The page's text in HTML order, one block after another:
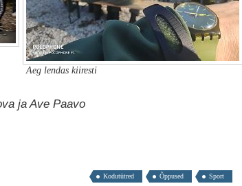
Aeg lendas kiiresti
ja Ave Paavo
Kodutütred Õppused Sport